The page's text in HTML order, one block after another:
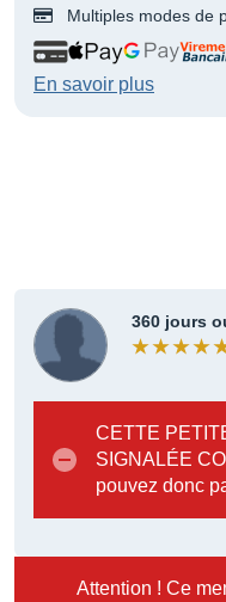
Multiples modes de
En savoir plus
360 jours
CETTE
SIGNALÉE
pouvez donc
Attention ! Ce